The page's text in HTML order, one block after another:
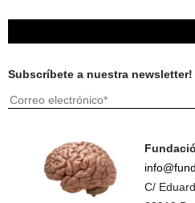
Subscríbete a nuestra newsletter!
C/